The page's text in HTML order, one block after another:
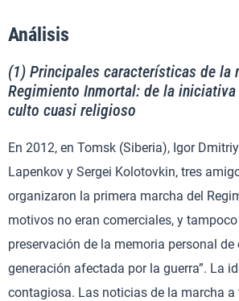
Análisis
(1) Principales características de la
Regimiento Inmortal: de la iniciativa
culto cuasi religioso
En 2012, en Tomsk (Siberia), Igor
Lapenkov y Sergei Kolotovkin, tres
organizaron la primera marcha del
motivos no eran comerciales, y
preservación de la memoria personal
generación afectada por la guerra”. La
contagiosa. Las noticias de la marcha a